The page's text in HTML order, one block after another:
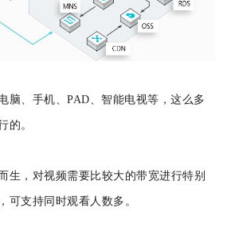
脑、手机、PAD、智能电视等，这么多
的。
生，对视频需要比较大的带宽进行特别
可支持同时观看人数多。